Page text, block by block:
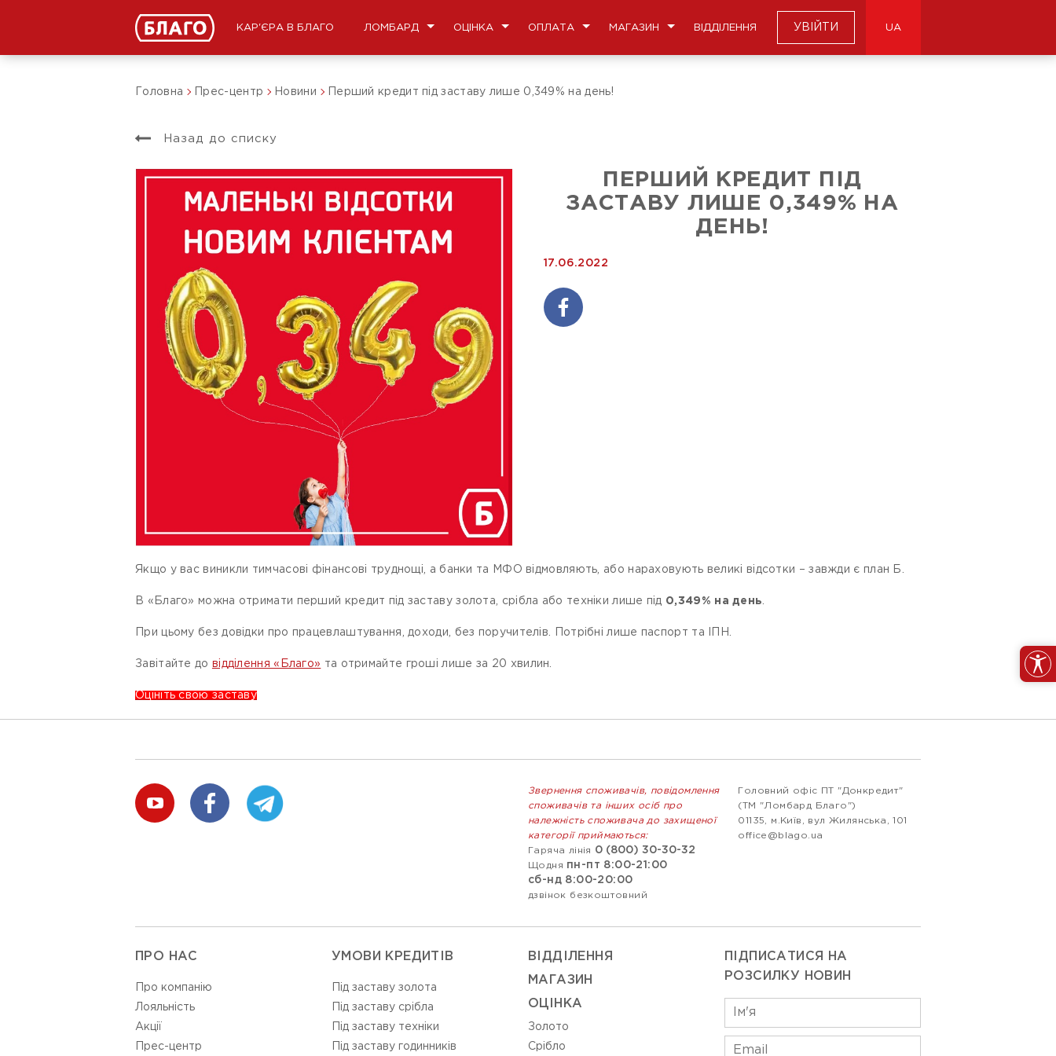
КАР'ЄРА В БЛАГО ЛОМБАРД ОЦІНКА ОПЛАТА МАГАЗИН ВІДДІЛЕННЯ УВІЙТИ UA
Головна Прес-центр Новини Перший кредит під заставу лише 0,349% на день!
Назад до списку
ПЕРШИЙ КРЕДИТ ПІД
ЗАСТАВУ ЛИШЕ 0,349% НА
ДЕНЬ!
17.06.2022
Якщо у вас виникли тимчасові фінансові труднощі, а банки та МФО відмовляють, або нараховують великі відсотки – завжди є план Б.
В «Благо» можна отримати перший кредит під заставу золота, срібла або техніки лише під 0,349% на день
При цьому без довідки про працевлаштування, доходи, без поручителів. Потрібні лише паспорт та ІПН.
Завітайте до відділення «Благо» та отримайте гроші лише за 20 хвилин.
Оцініть свою заставу
Звернення споживачів, повідомлення
споживачів та інших осіб про
належність споживача до захищеної
категорії приймаються:
Гаряча лінія
0 (800) 30-30-32
Щодня пн-пт 8:00-21:00
сб-нд 8:00-20:00
дзвінок безкоштовний
Головний офіс ПТ "Донкредит"
(ТМ "Ломбард Благо")
01135, м.Київ, вул Жилянська, 101
office@blago.ua
ПРО НАС
Про компанію
Лояльність
Акції
Прес-центр
УМОВИ КРЕДИТІВ
Під заставу золота
Під заставу срібла
Під заставу техніки
Під заставу годинників
ВIДДIЛЕННЯ
МАГАЗИН
ОЦIНКА
Золото
Срiбло
ПІДПИСАТИСЯ НА
РОЗСИЛКУ НОВИН